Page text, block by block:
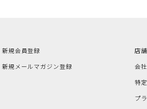
新規会員登録
新規メールマガジン登録
店
会
特
プ